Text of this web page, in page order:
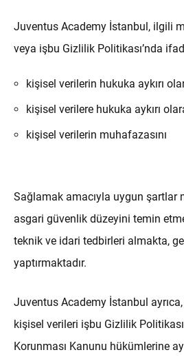
Juventus Academy İstanbul, ilgili
veya işbu Gizlilik Politikası’nda
kişisel verilerin hukuka aykırı
kişisel verilere hukuka aykırı
kişisel verilerin muhafazasını
Sağlamak amacıyla uygun şartlar
asgari güvenlik düzeyini temin
teknik ve idari tedbirleri almakta,
yaptırmaktadır.
Juventus Academy İstanbul
kişisel verileri işbu Gizlilik
Korunması Kanunu hükümlerine